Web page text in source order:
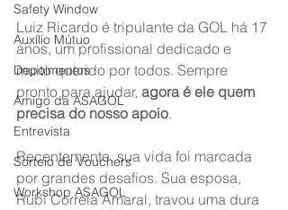
Safety Window
Auxílio Mútuo
Depoimentos
Amigo da ASAGOL
Entrevista
Sorteio de Vouchers
Workshop ASAGOL
Luiz Ricardo é tripulante da GOL há 17
anos, um profissional dedicado e
muito querido por todos. Sempre
pronto para ajudar, agora é ele quem
precisa do nosso apoio.
Recentemente, sua vida foi marcada
por grandes desafios. Sua esposa,
Rubi Correia Amaral, travou uma dura